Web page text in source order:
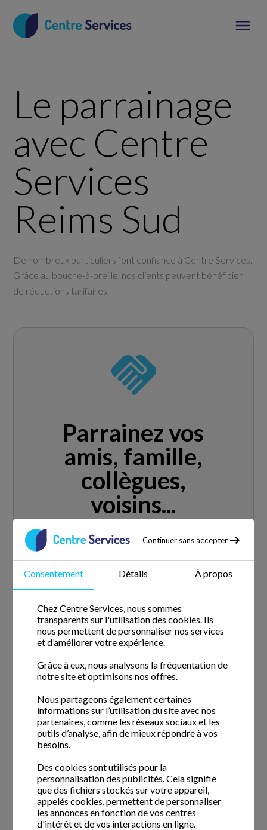
Continuer sans accepter
Consentement Détails À propos
Chez Centre Services, nous sommes
transparents sur l'utilisation des cookies. Ils
nous permettent de personnaliser nos services
et d’améliorer votre expérience.
Grâce à eux, nous analysons la fréquentation de
notre site et optimisons nos offres.
Nous partageons également certaines
informations sur l’utilisation du site avec nos
partenaires, comme les réseaux sociaux et les
outils d’analyse, afin de mieux répondre à vos
besoins.
Des cookies sont utilisés pour la
personnalisation des publicités. Cela signifie
que des fichiers stockés sur votre appareil,
appelés cookies, permettent de personnaliser
les annonces en fonction de vos centres
d'intérêt et de vos interactions en ligne.
Le parrainage
avec Centre
Services
Reims Sud
De nombreux particuliers font confiance à Centre Services.
Grâce au bouche-à-oreille, nos clients peuvent bénéficier
de réductions tarifaires.
Parrainez vos
amis, famille,
collègues,
voisins...
votre filleul et vous sur nos prestations
Devis & Contact
Demandez une visite d'évaluation
Demande de rappel
Nous contacter
Horaires et accessibilité
Postuler
Informations